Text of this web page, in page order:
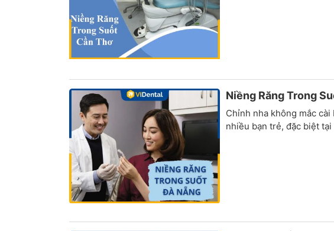
Niềng Răng Trong
Chỉnh nha không mắc
nhiều bạn trẻ, đặc biệt tại